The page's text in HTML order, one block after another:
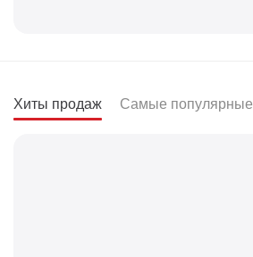
Хиты продаж Самые популярные